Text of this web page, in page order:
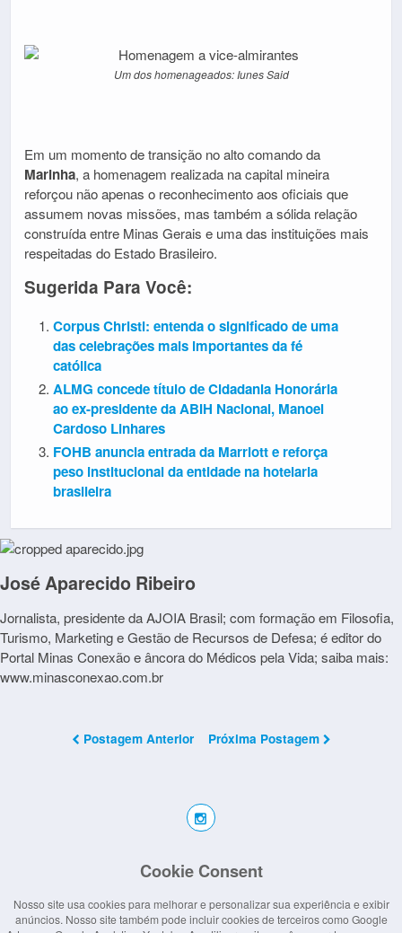
Um dos homenageados: Iunes Said
Em um momento de transição no alto comando da
Marinha, a homenagem realizada na capital mineira
reforçou não apenas o reconhecimento aos oficiais que
assumem novas missões, mas também a sólida relação
construída entre Minas Gerais e uma das instituições mais
respeitadas do Estado Brasileiro.
Sugerida Para Você:
Corpus Christi: entenda o significado de uma
das celebrações mais importantes da fé
católica
ALMG concede título de Cidadania Honorária
ao ex-presidente da ABIH Nacional, Manoel
Cardoso Linhares
FOHB anuncia entrada da Marriott e reforça
peso institucional da entidade na hotelaria
brasileira
José Aparecido Ribeiro
Jornalista, presidente da AJOIA Brasil; com formação em Filosofia,
Turismo, Marketing e Gestão de Recursos de Defesa; é editor do
Portal Minas Conexão e âncora do Médicos pela Vida; saiba mais:
www.minasconexao.com.br
Postagem Anterior Próxima Postagem